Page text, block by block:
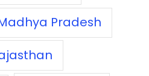
Pradesh